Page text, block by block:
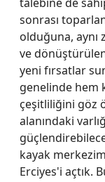
sonrası
olduğuna, aynı
ve
yeni fırsatlar
genelinde hem
çeşitliliğini göz
alanındaki
kayak
Erciyes'i açtık.